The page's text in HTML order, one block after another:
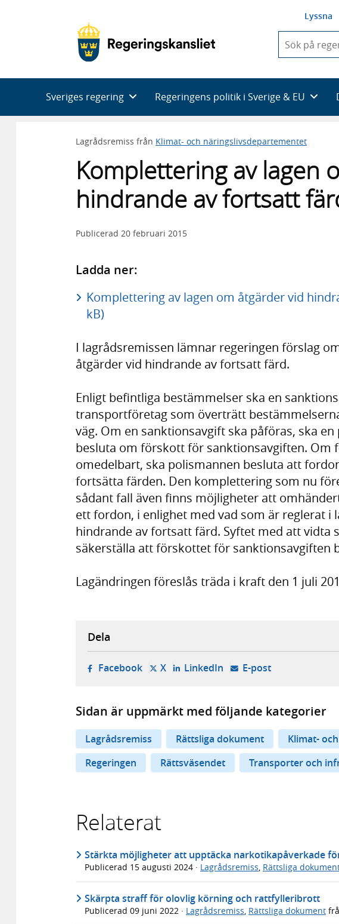
Lyssna
du
skriva
framträder
en
med
Sveriges regering Regeringens politik i Sverige & EU
Lagrådsremiss från Klimat- och näringslivsdepartementet
Komplettering av lagen
hindrande av fortsatt
Publicerad 20 februari 2015
Ladda ner:
Komplettering av lagen om åtgärder vid
kB)
I lagrådsremissen lämnar regeringen förslag
åtgärder vid hindrande av fortsatt färd.
Enligt befintliga bestämmelser ska en
transportföretag som överträtt
väg. Om en sanktionsavgift ska påföras, ska
besluta om förskott för sanktionsavgiften. Om
omedelbart, ska polismannen besluta att
fortsätta färden. Den komplettering som nu
sådant fall även finns möjligheter att
ett fordon, i enlighet med vad som är reglerat i
hindrande av fortsatt färd. Syftet med att vidta
säkerställa att förskottet för sanktionsavgiften
Lagändringen föreslås träda i kraft den 1 juli
Dela
Facebook- öppnas i ny flik, extern webbplats,
X- öppnas i ny flik, extern webbplats,
LinkedIn- öppnas i ny flik, extern
E-post- öppnar din e-
Sidan är uppmärkt med följande kategorier
Lagrådsremiss Rättsliga dokument
Klimat-
Regeringen
Rättsväsendet Transporter och
Relaterat
Stärkta möjligheter att upptäcka narkotikapåverkade
Publicerad 15 augusti 2024 · Lagrådsremiss, Rättsliga
Skärpta straff för olovlig körning och rattfylleribrott
Publicerad 09 juni 2022 · Lagrådsremiss Rättsliga dokument